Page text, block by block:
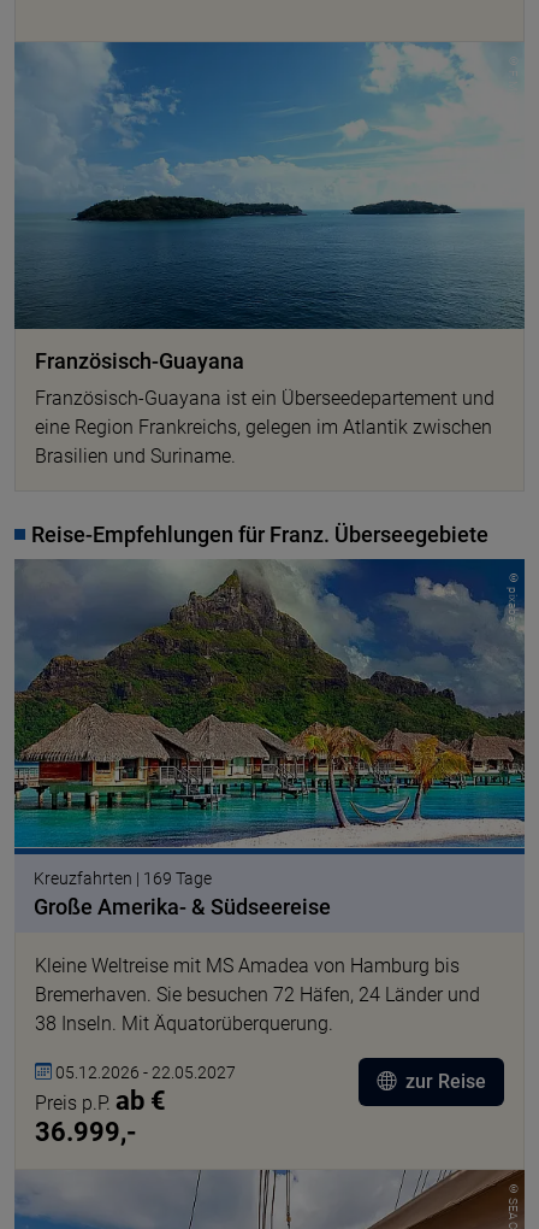
© F. Müller
Französisch-Guayana
Französisch-Guayana ist ein Überseedepartement und
eine Region Frankreichs, gelegen im Atlantik zwischen
Brasilien und Suriname.
Reise-Empfehlungen für Franz. Überseegebiete
© pixabay
Kreuzfahrten | 169 Tage
Große Amerika- & Südseereise
Kleine Weltreise mit MS Amadea von Hamburg bis
Bremerhaven. Sie besuchen 72 Häfen, 24 Länder und
38 Inseln. Mit Äquatorüberquerung.
05.12.2026 - 22.05.2027
Preis p.P. ab €
36.999,-
zur Reise